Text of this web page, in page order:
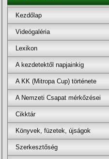
Kezdőlap
Videógaléria
Lexikon
A kezdetektől napjainkig
A KK (Mitropa Cup) története
A Nemzeti Csapat mérkőzései
Cikktár
Könyvek, füzetek, újságok
Szerkesztőség